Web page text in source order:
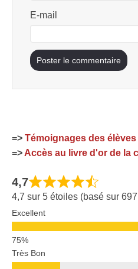
E-mail
=> Témoignages des
=> Accès au livre d'or de la
4,7
4,7 sur 5 étoiles (basé sur
Excellent
Très Bon